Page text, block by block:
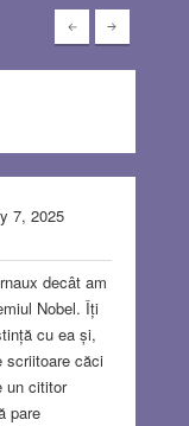
7, 2025
decât am
Nobel. Îți
cu ea și,
scriitoare căci
un cititor
pare